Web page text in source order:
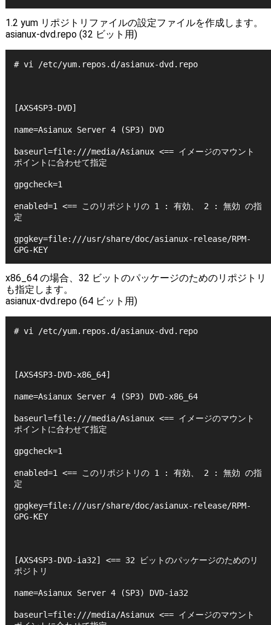
1.2 yum リポジトリファイルの設定ファイルを作成します。
asianux-dvd.repo (32 ビット用)
# vi /etc/yum.repos.d/asianux-dvd.repo
[AXS4SP3-DVD]
name=Asianux Server 4 (SP3) DVD
baseurl=file:///media/Asianux <== イメージのマウント
ポイントに合わせて指定
gpgcheck=1
enabled=1 <== このリポジトリの 1 : 有効、 2 : 無効 の指
定
gpgkey=file:///usr/share/doc/asianux-release/RPM-
GPG-KEY
x86_64 の場合、32 ビットのパッケージのためのリポジトリ
も指定します。
asianux-dvd.repo (64 ビット用)
# vi /etc/yum.repos.d/asianux-dvd.repo
[AXS4SP3-DVD-x86_64]
name=Asianux Server 4 (SP3) DVD-x86_64
baseurl=file:///media/Asianux <== イメージのマウント
ポイントに合わせて指定
gpgcheck=1
enabled=1 <== このリポジトリの 1 : 有効、 2 : 無効 の指
定
gpgkey=file:///usr/share/doc/asianux-release/RPM-
GPG-KEY
[AXS4SP3-DVD-ia32] <== 32 ビットのパッケージのためのリ
ポジトリ
name=Asianux Server 4 (SP3) DVD-ia32
baseurl=file:///media/Asianux <== イメージのマウント